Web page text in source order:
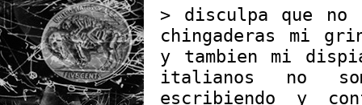
> disculpa que no
chingaderas mi
y tambien mi
italianos no
escribiendo y